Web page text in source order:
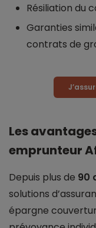
Résiliation du
Garanties
contrats de
Les
emprunteur
Depuis plus de 90
solutions
épargne